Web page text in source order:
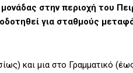
στην περιοχή του
για σταθμούς
και μια στο Γραμματικό